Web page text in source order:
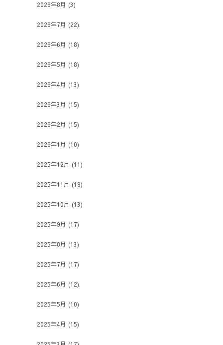
2026年8月 (3)
2026年7月 (22)
2026年6月 (18)
2026年5月 (18)
2026年4月 (13)
2026年3月 (15)
2026年2月 (15)
2026年1月 (10)
2025年12月 (11)
2025年11月 (19)
2025年10月 (13)
2025年9月 (17)
2025年8月 (13)
2025年7月 (17)
2025年6月 (12)
2025年5月 (10)
2025年4月 (15)